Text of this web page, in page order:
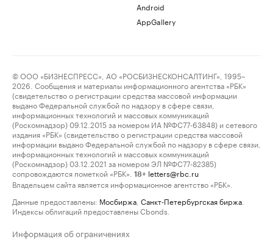
Android
AppGallery
© ООО «БИЗНЕСПРЕСС», АО «РОСБИЗНЕСКОНСАЛТИНГ», 1995–
2026. Сообщения и материалы информационного агентства «РБК»
(свидетельство о регистрации средства массовой информации
выдано Федеральной службой по надзору в сфере связи,
информационных технологий и массовых коммуникаций
(Роскомнадзор) 09.12.2015 за номером ИА №ФС77-63848) и сетевого
издания «РБК» (свидетельство о регистрации средства массовой
информации выдано Федеральной службой по надзору в сфере связи,
информационных технологий и массовых коммуникаций
(Роскомнадзор) 03.12.2021 за номером ЭЛ №ФС77-82385)
сопровождаются пометкой «РБК».
18+ letters@rbc.ru
Владельцем сайта является информационное агентство «РБК».
Данные предоставлены: Мосбиржа Санкт-Петербургская биржа
Индексы облигаций предоставлены Cbonds.
Информация об ограничениях